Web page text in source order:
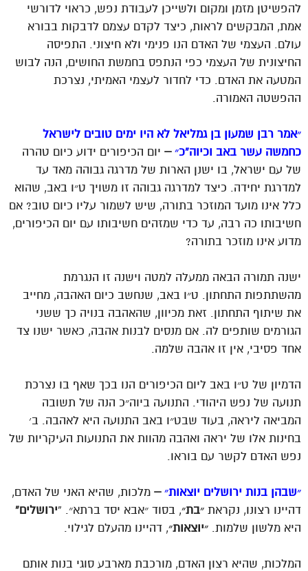
להפשיטן מזמן ומקום ולשייכן לעבודת נפש, כראוי לדורשי
אמת, המבקשים לראות, כיצד לקדם עצמם לדבקות בבורא
עולם. העצמי של האדם הנו פנימי ולא חיצוני. התפיסה
החיצונית של העצמי כפי הנתפס בחמשת החושים, הנה לבוש
המטעה את האדם. כדי לחדור לעצמי האמיתי, נצרכת
ההפשטה האמורה.
״אמר רבן שמעון בן גמליאל לא היו ימים טובים לישראל
כחמשה עשר באב וכיוה”כ״– יום הכיפורים ידוע כיום טהרה
של עם ישראל, בו ישנן הארות של מדרגה גבוהה מאד עד
למדרגת יחידה. כיצד למדרגה גבוהה זו משויך ט״ו באב, שהוא
כלל אינו מועד המוזכר בתורה, שיש לשמור עליו כיום טוב? אם
חשיבותו כה רבה, עד כדי שמזהים חשיבותו עם יום הכיפורים,
מדוע אינו מוזכר בתורה?
ישנה תמורה הבאה ממעלה למטה וישנה זו הנגרמת
מהשתתפות התחתון. ט״ו באב, שנחשב כיום האהבה, מחייב
את שיתוף התחתון. זאת מכיוון, שהאהבה בנויה כך ששני
הגורמים שותפים לה. אם מנסים לבנות אהבה, כאשר ישנו צד
אחד פסיבי, אין זו אהבה שלמה.
הדמיון של ט״ו באב ליום הכיפורים הנו בכך שאף בו נצרכת
תנועה של נפש היהודי. התנועה ביוה״כ הנה של תשובה
המביאה ליראה, בעוד שבט״ו באב התנועה היא לאהבה. ב׳
בחינות אלו של יראה ואהבה מהוות את התנועות העיקריות של
נפש האדם לקשר עם בוראו.
״שבהן בנות ירושלים יוצאות״– מלכות, שהיא האני של האדם,
דהיינו רצונו, נקראת ״בת״, בסוד ״אבא יסד ברתא״. “ירושלים”
היא מלשון שלמות. ״יוצאות״, דהיינו מהעלם לגילוי.
המלכות, שהיא רצון האדם, מורכבת מארבע סוגי בנות אותם